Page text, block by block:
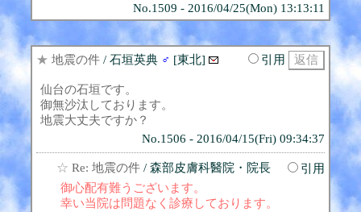
No.1509 - 2016/04/25(Mon) 13:13:11
★ 地震の件 / 石垣英典 ♂ [東北] 引用
仙台の石垣です。
御無沙汰しております。
地震大丈夫ですか？
No.1506 - 2016/04/15(Fri) 09:34:37
☆ Re: 地震の件 / 森部皮膚科醫院・院長
引用
御心配有難うございます。
幸い当院は問題なく診療しております。